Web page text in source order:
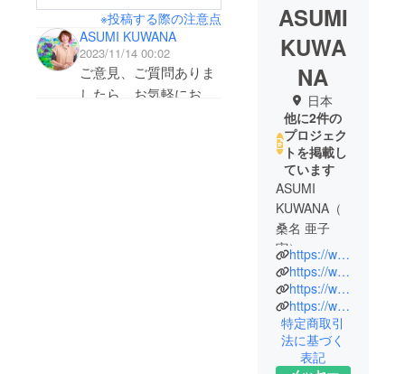
※投稿する際の注意点
ASUMI KUWANA
2023/11/14 00:02
ご意見、ご質問ありま
したら、お気軽にお問
ASUMI
KUWA
NA
日本
他に2件の
プロジェク
トを掲載し
ています
ASUMI
KUWANA（
桑名 亜子
実）
20年以上に
わたり花の
世界に携わ
り、
衣装制作、
https://www.asumikuwana.com/
https://www.instagram.com/asumi_kuwana_floral.art/
https://www.youtube.com/watch?v=gjkUe4h31W4&t=1395s
https://www.ted.com/talks/asumi_kuwana_the_extraordinarity_of_virtual_paintings
特定商取引
法に基づく
表記